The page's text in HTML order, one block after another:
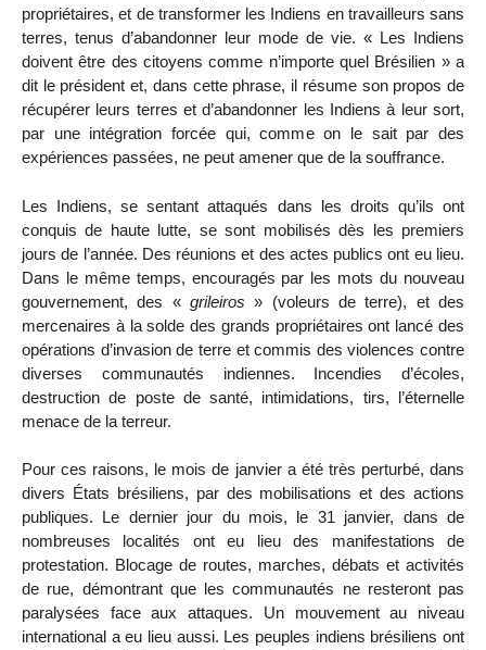
propriétaires, et de transformer les Indiens en travailleurs sans
terres, tenus d’abandonner leur mode de vie. « Les Indiens
doivent être des citoyens comme n’importe quel Brésilien » a
dit le président et, dans cette phrase, il résume son propos de
récupérer leurs terres et d’abandonner les Indiens à leur sort,
par une intégration forcée qui, comme on le sait par des
expériences passées, ne peut amener que de la souffrance.
Les Indiens, se sentant attaqués dans les droits qu’ils ont
conquis de haute lutte, se sont mobilisés dès les premiers
jours de l’année. Des réunions et des actes publics ont eu lieu.
Dans le même temps, encouragés par les mots du nouveau
gouvernement, des « grileiros » (voleurs de terre), et des
mercenaires à la solde des grands propriétaires ont lancé des
opérations d’invasion de terre et commis des violences contre
diverses communautés indiennes. Incendies d’écoles,
destruction de poste de santé, intimidations, tirs, l’éternelle
menace de la terreur.
Pour ces raisons, le mois de janvier a été très perturbé, dans
divers États brésiliens, par des mobilisations et des actions
publiques. Le dernier jour du mois, le 31 janvier, dans de
nombreuses localités ont eu lieu des manifestations de
protestation. Blocage de routes, marches, débats et activités
de rue, démontrant que les communautés ne resteront pas
paralysées face aux attaques. Un mouvement au niveau
international a eu lieu aussi. Les peuples indiens brésiliens ont